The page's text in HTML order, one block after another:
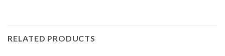
RELATED PRODUCTS